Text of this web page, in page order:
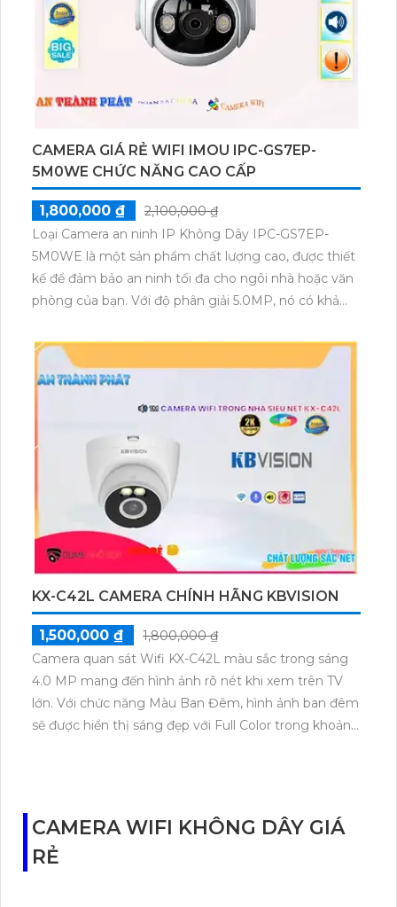
hồng ngoại SMD. Để hoàn thiện hệ thống giám sát,
bạn có thể kết nối camera này với đầu ghi để có thể
ghi lại và theo dõi.
CAMERA GIÁ RẺ WIFI IMOU IPC-GS7EP-
5M0WE CHỨC NĂNG CAO CẤP
1,800,000 ₫
2,100,000 ₫
Loại Camera an ninh IP Không Dây IPC-GS7EP-
5M0WE là một sản phẩm chất lượng cao, được thiết
kế để đảm bảo an ninh tối đa cho ngôi nhà hoặc văn
phòng của bạn. Với độ phân giải 5.0MP, nó có khả
nghiệm giám sát tốt nhất cho bạn. Thiết bị này cũng
đi kèm với chức năng không dây, giúp bạn dễ dàng
cài đặt và sử dụng. Bên cạnh đó, nó còn tích hợp
công nghệ tiên tiến như đèn hồng ngoại, cảm biến
chuyển động và hỗ trợ kết nối qua thiết bị di động.
Sản phẩm có thiết kế hiện đại, nhỏ gọn và chống
nước, cho phép bạn lắp đặt này bên trong hoặc bên
ngoài không gian. Camera an ninh IP IPC-GS7EP-
5M0WE là một lựa chọn lý tưởng để bảo vệ và giám
sát tài sản của bạn.
KX-C42L CAMERA CHÍNH HÃNG KBVISION
1,500,000 ₫
1,800,000 ₫
Camera quan sát Wifi KX-C42L màu sắc trong sáng
4.0 MP mang đến hình ảnh rõ nét khi xem trên TV
lớn. Với chức năng Màu Ban Đêm, hình ảnh ban đêm
sẽ được hiển thị sáng đẹp với Full Color trong khoảng
IP Wifi, hình ảnh truyền đạt trung thực. Camera còn
có chức năng báo động và đèn chớp, cùng khả năng
ghi âm và phát âm thanh. Dễ dàng lắp đặt trong nhà,
CAMERA WIFI KHÔNG DÂY GIÁ
RẺ